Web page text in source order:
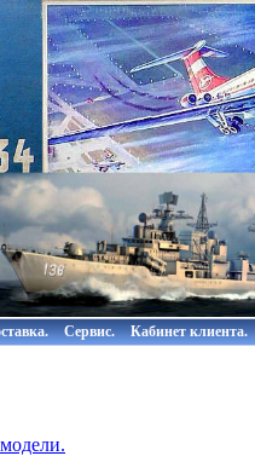
Сервис. Кабинет клиента.